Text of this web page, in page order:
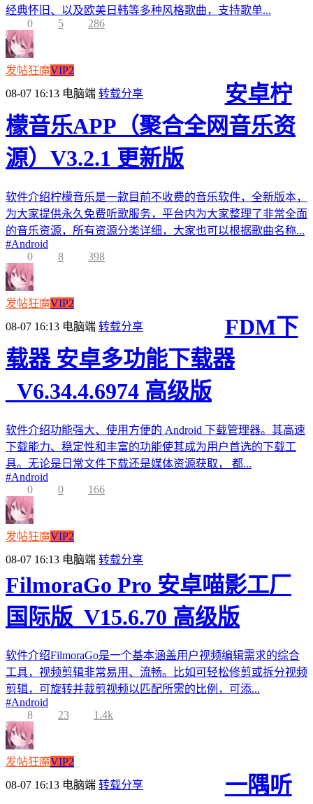
经典怀旧、以及欧美日韩等多种风格歌曲，支持歌单...
0
5 286
发帖狂魔VIP2
08-07 16:13 电脑端 转载分享
安卓柠
檬音乐APP（聚合全网音乐资
源）V3.2.1 更新版
软件介绍柠檬音乐是一款目前不收费的音乐软件，全新版本，
为大家提供永久免费听歌服务，平台内为大家整理了非常全面
的音乐资源，所有资源分类详细，大家也可以根据歌曲名称...
#Android
0
8 398
发帖狂魔VIP2
08-07 16:13 电脑端 转载分享
FDM下
载器 安卓多功能下载器
_V6.34.4.6974 高级版
软件介绍功能强大、使用方便的 Android 下载管理器。其高速
下载能力、稳定性和丰富的功能使其成为用户首选的下载工
具。无论是日常文件下载还是媒体资源获取， 都...
#Android
0
0 166
发帖狂魔VIP2
08-07 16:13 电脑端 转载分享
FilmoraGo Pro 安卓喵影工厂
国际版_V15.6.70 高级版
软件介绍FilmoraGo是一个基本涵盖用户视频编辑需求的综合
工具，视频剪辑非常易用、流畅。比如可轻松修剪或拆分视频
剪辑，可旋转并裁剪视频以匹配所需的比例，可添...
#Android
8
23 1.4k
发帖狂魔VIP2
08-07 16:13 电脑端 转载分享
一隅听